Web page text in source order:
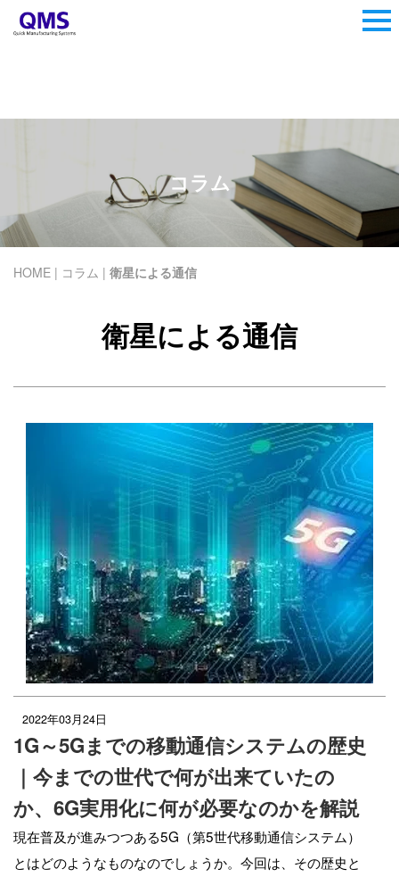
コラム
HOME | コラム | 衛星による通信
衛星による通信
2022年03月24日
1G～5Gまでの移動通信システムの歴史
｜今までの世代で何が出来ていたの
か、6G実用化に何が必要なのかを解説
現在普及が進みつつある5G （第5世代移動通信システム）
とはどのようなものなのでしょうか。今回は、その歴史と